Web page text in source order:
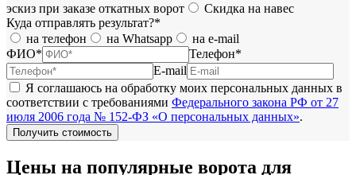
эскиз при заказе откатных ворот
Скидка на навес
Куда отправлять результат?*
на телефон
на Whatsapp
на e-mail
ФИО*
Телефон*
E-mail
Я соглашаюсь на обработку моих персональных данных в
соответствии с требованиями Федерального закона РФ от 27
июля 2006 года № 152-ФЗ «О персональных данных».
Цены на популярные ворота для